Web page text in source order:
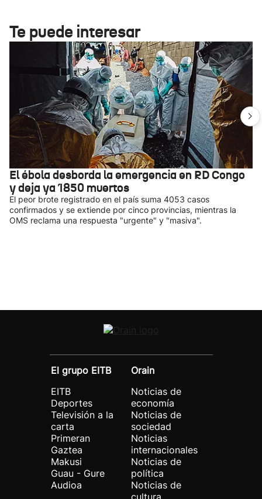
Te puede interesar
El ébola desborda la emergencia en RD Congo
y deja ya 1850 muertos
El peor brote registrado en el país suma 4053 casos
confirmados y se extiende por cinco provincias, mientras la
OMS reclama una respuesta "urgente" y "masiva".
El grupo EITB
EITB
Deportes
Televisión a la
carta
Primeran
Gaztea
Makusi
Guau - Gure
Audioa
Orain
Noticias de
economía
Noticias de
sociedad
Noticias
internacionales
Noticias de
política
Noticias de
cultura